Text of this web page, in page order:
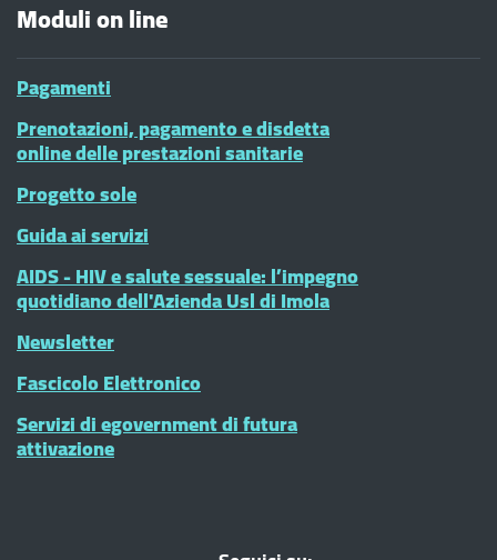
Moduli on line
Pagamenti
Prenotazioni, pagamento e disdetta
online delle prestazioni sanitarie
Progetto sole
Guida ai servizi
AIDS - HIV e salute sessuale: l’impegno
quotidiano dell'Azienda Usl di Imola
Newsletter
Fascicolo Elettronico
Servizi di egovernment di futura
attivazione